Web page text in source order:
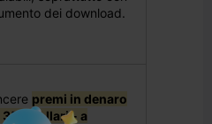
dei download.
premi in denaro
350 dollari - a